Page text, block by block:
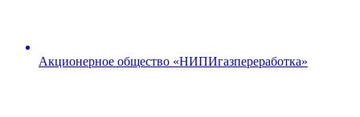
Акционерное общество «НИПИгазпереработка»